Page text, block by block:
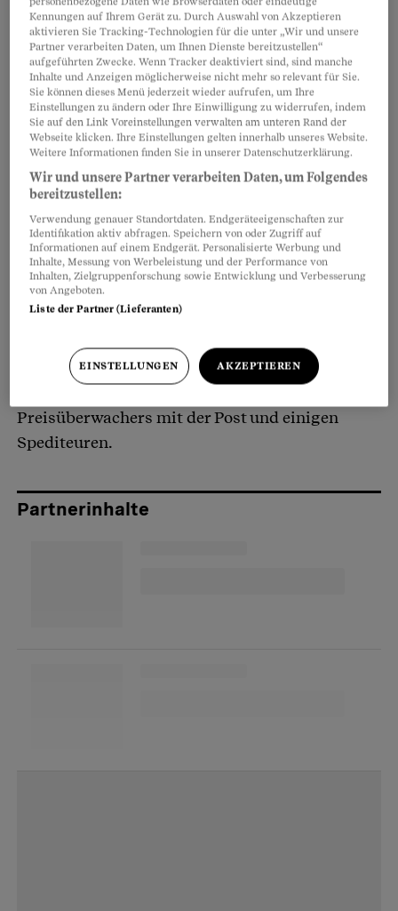
Teilen Anhören Merken Kommentare
Artikel teilen
Sobald Sie Waren aus dem Ausland importieren,
fallendie schweizerische Mehrwertsteuer und
die Zollgebühran. Auch die Bearbeitung dieser
Zollabfertigung geht zu Ihren Lasten. Sie
Doch wenn Sie wiederim Ausland bestellen
empfiehlt es sich, schon bei der Bestellung
darauf zu achten,mit welcher Logistikfirma
Onlineshop zusammenarbeitet. Denn es gibt
teurere und günstigere Varianten (mehr dazu
unten imMerkblatt «Interneteinkauf –
Zollabfertigung»). Die günstigeren sind das
Preisüberwachers mit der Post und einigen
Spediteuren.
Partnerinhalte
Kennungen auf Ihrem Gerät zu. Durch Auswahl von Akzeptieren
aktivieren Sie Tracking-Technologien für die unter „Wir und unsere
Partner verarbeiten Daten, um Ihnen Dienste bereitzustellen“
aufgeführten Zwecke. Wenn Tracker deaktiviert sind, sind manche
Inhalte und Anzeigen möglicherweise nicht mehr so relevant für Sie.
Sie können dieses Menü jederzeit wieder aufrufen, um Ihre
Einstellungen zu ändern oder Ihre Einwilligung zu widerrufen, indem
Sie auf den Link Voreinstellungen verwalten am unteren Rand der
Webseite klicken. Ihre Einstellungen gelten innerhalb unseres Website.
Weitere Informationen finden Sie in unserer Datenschutzerklärung.
Wir und unsere Partner verarbeiten Daten, um Folgendes
bereitzustellen:
Verwendung genauer Standortdaten. Endgeräteeigenschaften zur
Identifikation aktiv abfragen. Speichern von oder Zugriff auf
Informationen auf einem Endgerät. Personalisierte Werbung und
Inhalte, Messung von Werbeleistung und der Performance von
Inhalten, Zielgruppenforschung sowie Entwicklung und Verbesserung
von Angeboten.
Liste der Partner (Lieferanten)
EINSTELLUNGEN AKZEPTIEREN